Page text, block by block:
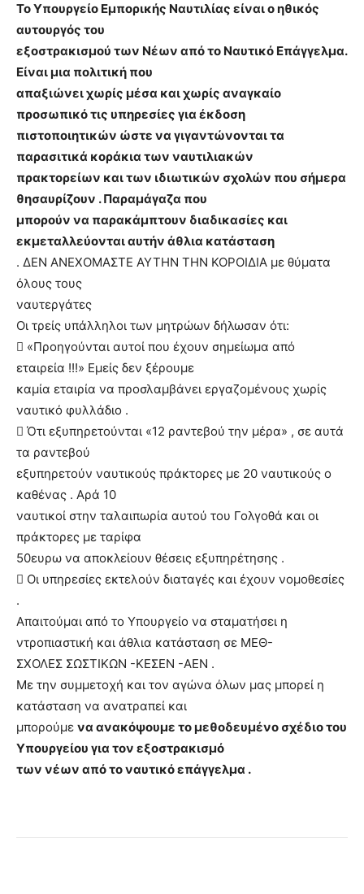
Το Υπουργείο Εμπορικής Ναυτιλίας είναι ο ηθικός
αυτουργός του
εξοστρακισμού των Νέων από το Ναυτικό Επάγγελμα.
Είναι μια πολιτική που
απαξιώνει χωρίς μέσα και χωρίς αναγκαίο
προσωπικό τις υπηρεσίες για έκδοση
πιστοποιητικών ώστε να γιγαντώνονται τα
παρασιτικά κοράκια των ναυτιλιακών
πρακτορείων και των ιδιωτικών σχολών που σήμερα
θησαυρίζουν . Παραμάγαζα που
μπορούν να παρακάμπτουν διαδικασίες και
εκμεταλλεύονται αυτήν άθλια κατάσταση
. ΔΕΝ ΑΝΕΧΟΜΑΣΤΕ ΑΥΤΗΝ ΤΗΝ ΚΟΡΟΙΔΙΑ με θύματα
όλους τους
ναυτεργάτες
Οι τρείς υπάλληλοι των μητρώων δήλωσαν ότι:
 «Προηγούνται αυτοί που έχουν σημείωμα από
εταιρεία !!!» Εμείς δεν ξέρουμε
καμία εταιρία να προσλαμβάνει εργαζομένους χωρίς
ναυτικό φυλλάδιο .
 Ότι εξυπηρετούνται «12 ραντεβού την μέρα» , σε αυτά
τα ραντεβού
εξυπηρετούν ναυτικούς πράκτορες με 20 ναυτικούς ο
καθένας . Αρά 10
ναυτικοί στην ταλαιπωρία αυτού του Γολγοθά και οι
πράκτορες με ταρίφα
50ευρω να αποκλείουν θέσεις εξυπηρέτησης .
 Οι υπηρεσίες εκτελούν διαταγές και έχουν νομοθεσίες
.
Απαιτούμαι από το Υπουργείο να σταματήσει η
ντροπιαστική και άθλια κατάσταση σε ΜΕΘ-
ΣΧΟΛΕΣ ΣΩΣΤΙΚΩΝ -ΚΕΣΕΝ -ΑΕΝ .
Με την συμμετοχή και τον αγώνα όλων μας μπορεί η
κατάσταση να ανατραπεί και
μπορούμε να ανακόψουμε το μεθοδευμένο σχέδιο του
Υπουργείου για τον εξοστρακισμό
των νέων από το ναυτικό επάγγελμα .